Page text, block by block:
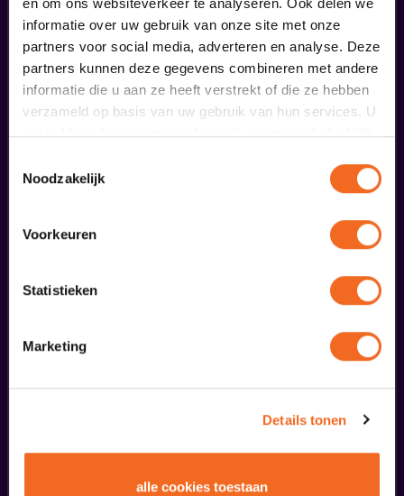
informatie over uw gebruik van onze site met onze
partners voor social media, adverteren en analyse. Deze
partners kunnen deze gegevens combineren met andere
informatie die u aan ze heeft verstrekt of die ze hebben
verzameld op basis van uw gebruik van hun services. U
gaat akkoord met onze cookies als u onze website blijft
Noodzakelijk
Voorkeuren
Statistieken
Marketing
Details tonen
alle cookies toestaan
Begin bij SIN
liefhebbers bestelden ook...
reprise
24